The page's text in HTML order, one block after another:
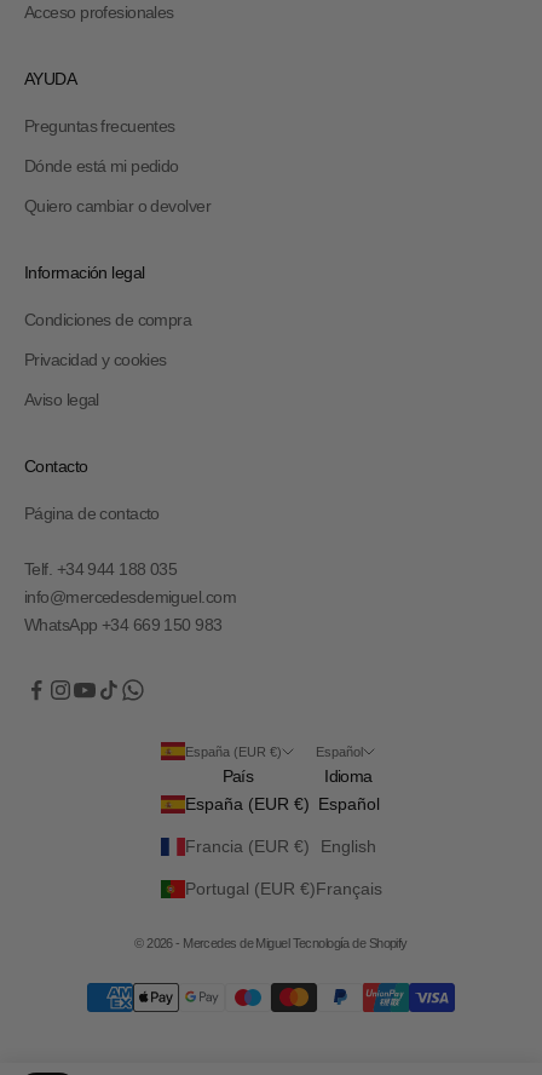
Acceso profesionales
AYUDA
Preguntas frecuentes
Dónde está mi pedido
Quiero cambiar o devolver
Información legal
Condiciones de compra
Privacidad y cookies
Aviso legal
Contacto
Página de contacto
Telf. +34 944 188 035
info@mercedesdemiguel.com
WhatsApp +34 669 150 983
España (EUR €)
País
España (EUR €)
Francia (EUR €)
Portugal (EUR €)
Español
Idioma
Español
English
Français
© 2026 - Mercedes de MiguelTecnología de Shopify